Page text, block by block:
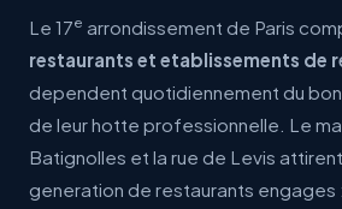
Le 17e arrondissement de Paris
restaurants et etablissements de
dependent quotidiennement du
de leur hotte professionnelle. Le
Batignolles et la rue de Levis
generation de restaurants engages